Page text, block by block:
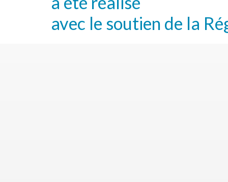
avec le soutien de la